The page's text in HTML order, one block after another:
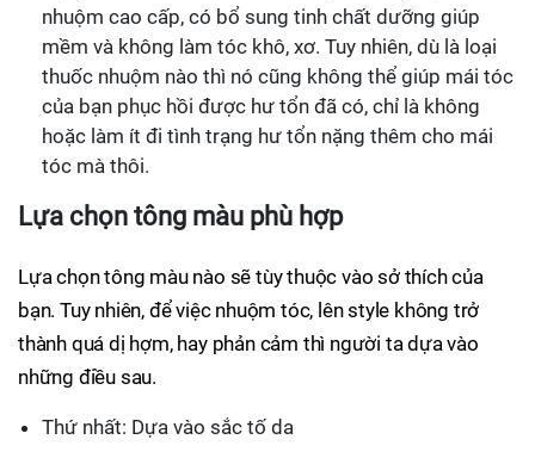
nhuộm cao cấp, có bổ sung tinh chất dưỡng giúp
mềm và không làm tóc khô, xơ. Tuy nhiên, dù là loại
thuốc nhuộm nào thì nó cũng không thể giúp mái tóc
của bạn phục hồi được hư tổn đã có, chỉ là không
hoặc làm ít đi tình trạng hư tổn nặng thêm cho mái
tóc mà thôi.
Lựa chọn tông màu phù hợp
Lựa chọn tông màu nào sẽ tùy thuộc vào sở thích của
bạn. Tuy nhiên, để việc nhuộm tóc, lên style không trở
thành quá dị hợm, hay phản cảm thì người ta dựa vào
những điều sau.
Thứ nhất: Dựa vào sắc tố da